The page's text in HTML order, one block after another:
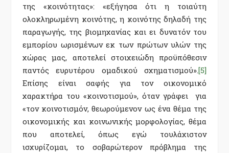
της «κοινότητας»: «εξήγησα ότι η τοιαύτη
ολοκληρωμένη κοινότης, η κοινότης δηλαδή της
παραγωγής, της βιομηχανίας και ει δυνατόν του
εμπορίου ωρισμένων εκ των πρώτων υλών της
χώρας μας, αποτελεί στοιχειώδη προϋπόθεσιν
παντός ευρυτέρου ομαδικού σχηματισμού».[5]
Επίσης είναι σαφής για τον οικονομικό
χαρακτήρα του «κοινοτισμού», όταν γράφει για
«τον κοινοτισμόν, θεωρούμενον ως ένα θέμα της
οικονομικής και κοινωνικής μορφολογίας, θέμα
που αποτελεί, όπως εγώ τουλάχιστον
ισχυρίζομαι, το σοβαρώτερον πρόβλημα της